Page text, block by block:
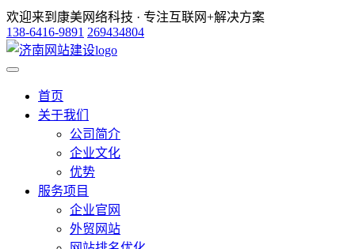
欢迎来到康美网络科技 · 专注互联网+解决方案
138-6416-9891 269434804
首页
关于我们
公司简介
企业文化
优势
服务项目
企业官网
外贸网站